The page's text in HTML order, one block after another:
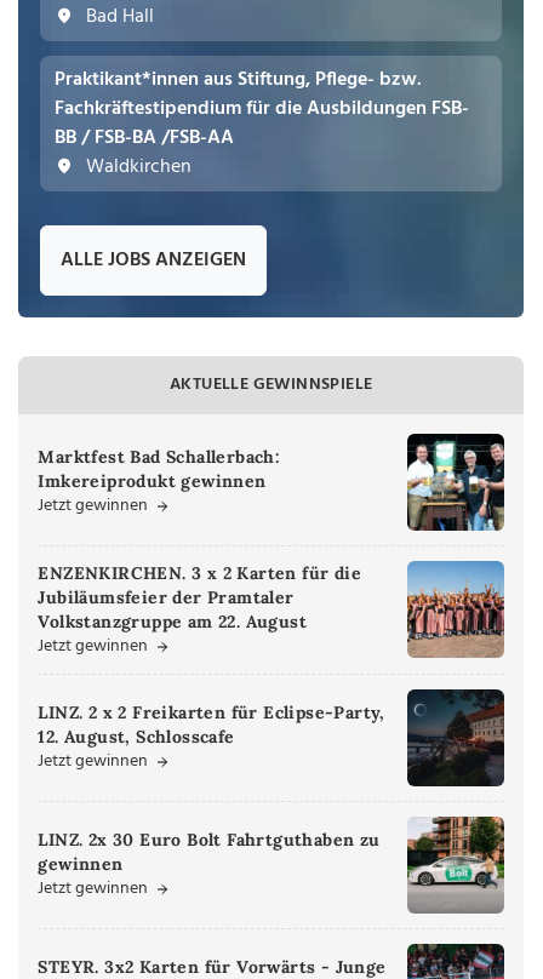
Bad Hall
Praktikant*innen aus Stiftung, Pflege- bzw.
Fachkräftestipendium für die Ausbildungen FSB-
BB / FSB-BA /FSB-AA
Waldkirchen
ALLE JOBS ANZEIGEN
AKTUELLE GEWINNSPIELE
Marktfest Bad Schallerbach:
Imkereiprodukt gewinnen
Jetzt gewinnen
ENZENKIRCHEN. 3 x 2 Karten für die
Jubiläumsfeier der Pramtaler
Volkstanzgruppe am 22. August
Jetzt gewinnen
LINZ. 2 x 2 Freikarten für Eclipse-Party,
12. August, Schlosscafe
Jetzt gewinnen
LINZ. 2x 30 Euro Bolt Fahrtguthaben zu
gewinnen
Jetzt gewinnen
STEYR. 3x2 Karten für Vorwärts - Junge